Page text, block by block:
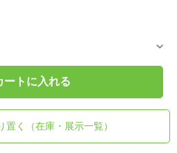
ートに入れる
置く（在庫・展示一覧）